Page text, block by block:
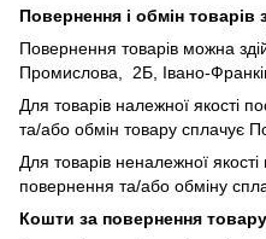
Повернення і обмін товарів
Повернення товарів можна
Промислова, 2Б, Івано-
Для товарів належної якості
та/або обмін товару сплачує
Для товарів неналежної
повернення та/або обміну
Кошти за повернення